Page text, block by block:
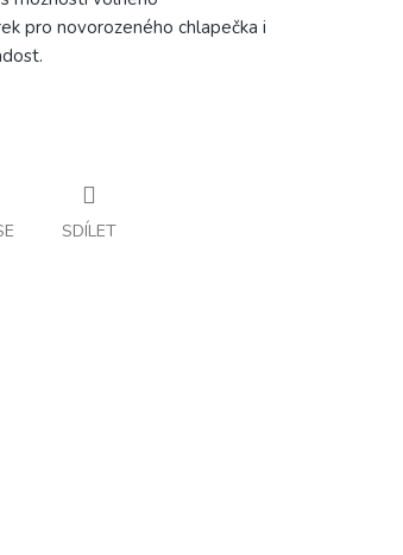
pro novorozeného chlapečka i
SDÍLET